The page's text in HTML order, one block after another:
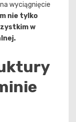
wyciągnięcie
nie tylko
w